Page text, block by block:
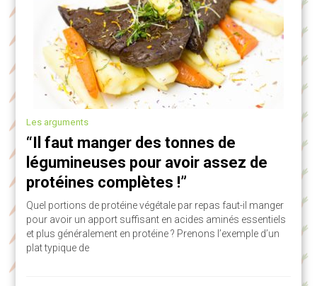
Les arguments
“Il faut manger des tonnes de
légumineuses pour avoir assez de
protéines complètes !”
Quel portions de protéine végétale par repas faut-il manger
pour avoir un apport suffisant en acides aminés essentiels
et plus généralement en protéine ? Prenons l’exemple d’un
plat typique de